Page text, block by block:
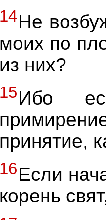
14Не
моих по
из них?
15Ибо
принятие,
16Если
корень